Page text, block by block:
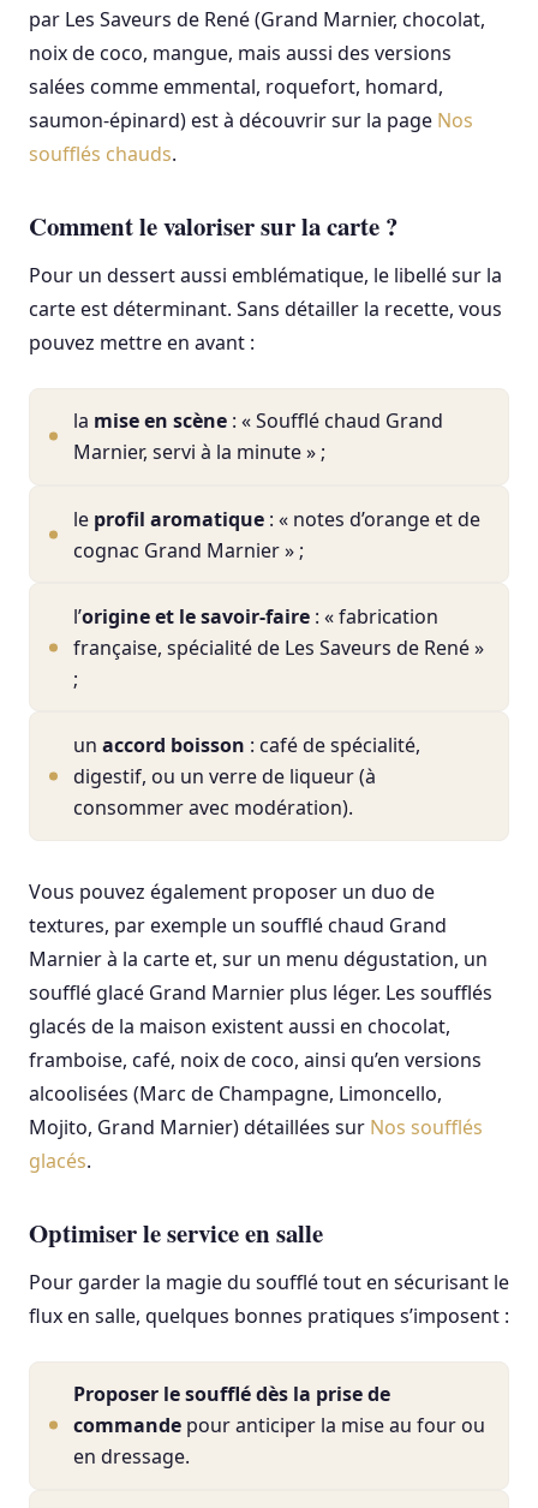
par Les Saveurs de René (Grand Marnier, chocolat,
noix de coco, mangue, mais aussi des versions
salées comme emmental, roquefort, homard,
saumon-épinard) est à découvrir sur la page Nos
soufflés chauds.
Comment le valoriser sur la carte ?
Pour un dessert aussi emblématique, le libellé sur la
carte est déterminant. Sans détailler la recette, vous
pouvez mettre en avant :
la mise en scène : « Soufflé chaud Grand
Marnier, servi à la minute » ;
le profil aromatique : « notes d’orange et de
cognac Grand Marnier » ;
l’origine et le savoir-faire : « fabrication
française, spécialité de Les Saveurs de René »
;
un accord boisson : café de spécialité,
digestif, ou un verre de liqueur (à
consommer avec modération).
Vous pouvez également proposer un duo de
textures, par exemple un soufflé chaud Grand
Marnier à la carte et, sur un menu dégustation, un
soufflé glacé Grand Marnier plus léger. Les soufflés
glacés de la maison existent aussi en chocolat,
framboise, café, noix de coco, ainsi qu’en versions
alcoolisées (Marc de Champagne, Limoncello,
Mojito, Grand Marnier) détaillées sur Nos soufflés
glacés.
Optimiser le service en salle
Pour garder la magie du soufflé tout en sécurisant le
flux en salle, quelques bonnes pratiques s’imposent :
Proposer le soufflé dès la prise de
commande pour anticiper la mise au four ou
en dressage.